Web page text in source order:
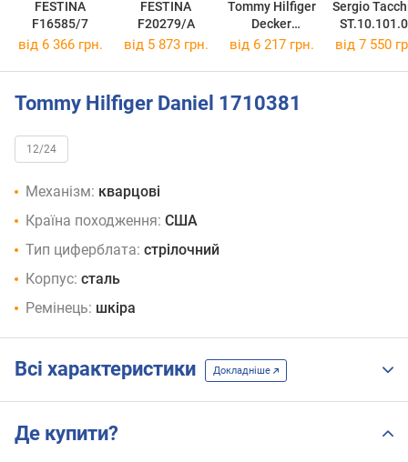
FESTINA
F16585/7
FESTINA
F20279/A
Tommy Hilfiger
Decker
1791561
Sergio
від 6 366 грн. від 5 873 грн. від 6 217 грн. від 7 550
Tommy Hilfiger Daniel 1710381
12/24
Механізм: кварцові
Країна походження: США
Тип циферблата: стрілочний
Корпус: сталь
Ремінець: шкіра
Всі характеристики Докладніше
Де купити?